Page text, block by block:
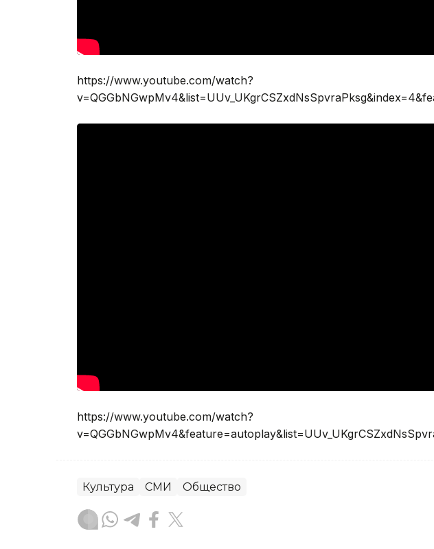
https://www.youtube.com/watch?
https://www.youtube.com/watch?
Культура СМИ Общество